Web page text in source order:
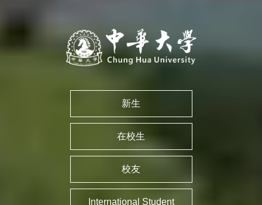
新生
在校生
校友
International Student